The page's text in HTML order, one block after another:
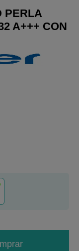
PERLA
A+++ CON